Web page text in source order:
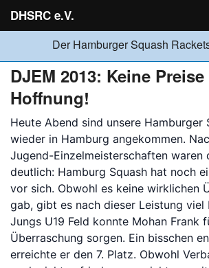
DHSRC e.V.
Verein
Ligabetrieb
Turniere
Jugend
Der Hamburger Squash
DJEM 2013: Keine
Hoffnung!
Heute Abend sind unsere Hamburger
wieder in Hamburg angekommen.
Jugend-Einzelmeisterschaften waren
deutlich: Hamburg Squash hat noch
vor sich. Obwohl es keine wirklichen
gab, gibt es nach dieser Leistung viel
Jungs U19 Feld konnte Mohan Frank
Überraschung sorgen. Ein bisschen
erreichte er den 7. Platz. Obwohl